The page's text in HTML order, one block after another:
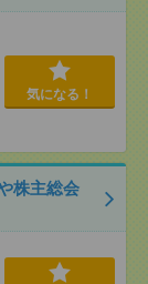
気になる！
株主総会